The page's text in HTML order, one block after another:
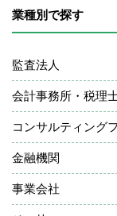
業種別で探す
監査法人
会計事務所・税理
コンサルティング
金融機関
事業会社